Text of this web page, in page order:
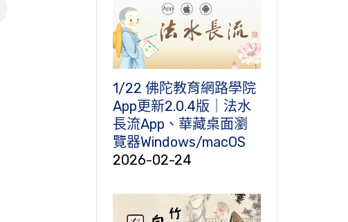
1/22 佛陀教育網路學院
App更新2.0.4版｜法水
長流App、華藏桌面瀏
覽器Windows/macOS
2026-02-24